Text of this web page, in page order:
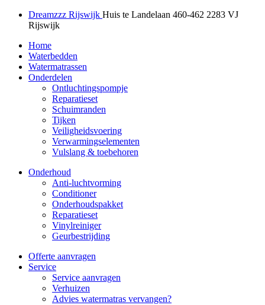
Dreamzzz Rijswijk Huis te Landelaan 460-462 2283 VJ
Rijswijk
Home
Waterbedden
Watermatrassen
Onderdelen
Ontluchtingspompje
Reparatieset
Schuimranden
Tijken
Veiligheidsvoering
Verwarmingselementen
Vulslang & toebehoren
Onderhoud
Anti-luchtvorming
Conditioner
Onderhoudspakket
Reparatieset
Vinylreiniger
Geurbestrijding
Offerte aanvragen
Service
Service aanvragen
Verhuizen
Advies watermatras vervangen?